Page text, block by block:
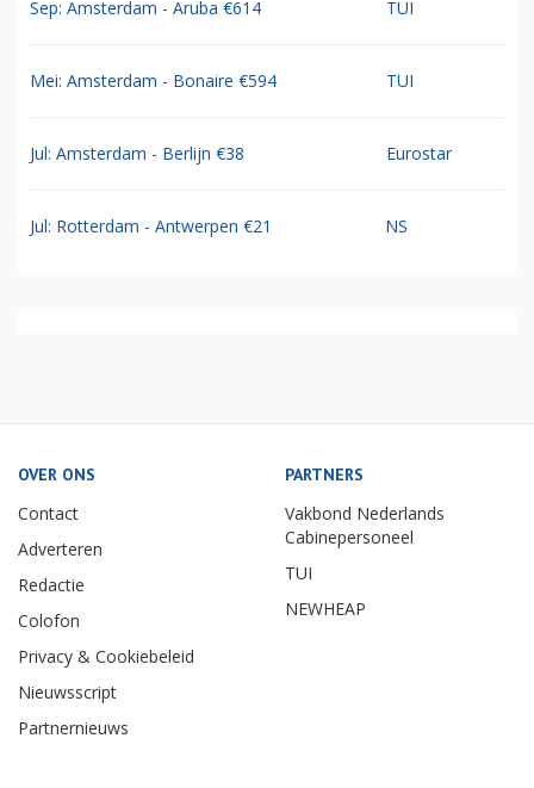
Sep: Amsterdam - Aruba €614 TUI
Mei: Amsterdam - Bonaire €594 TUI
Jul: Amsterdam - Berlijn €38 Eurostar
Jul: Rotterdam - Antwerpen €21 NS
OVER ONS
Contact
Adverteren
Redactie
Colofon
Privacy & Cookiebeleid
Nieuwsscript
Partnernieuws
PARTNERS
Vakbond Nederlands
Cabinepersoneel
TUI
NEWHEAP